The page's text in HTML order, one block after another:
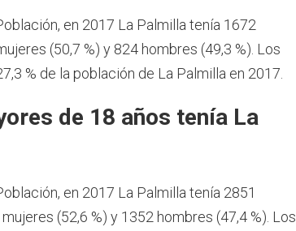
en 2017 La Palmilla tenía 1672
(50,7 %) y 824 hombres (49,3 %). Los
% de la población de La Palmilla en 2017.
de 18 años tenía La
en 2017 La Palmilla tenía 2851
(52,6 %) y 1352 hombres (47,4 %). Los